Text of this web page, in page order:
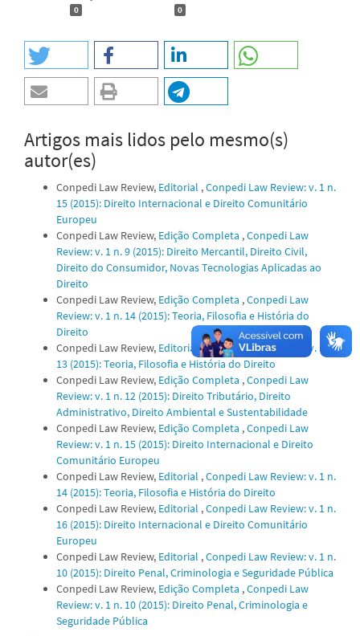
0 0
Artigos mais lidos pelo mesmo(s)
autor(es)
Conpedi Law Review, Editorial ,Conpedi Law Review: v. 1 n.
15 (2015): Direito Internacional e Direito Comunitário
Europeu
Conpedi Law Review, Edição Completa ,Conpedi Law
Review: v. 1 n. 9 (2015): Direito Mercantil, Direito Civil,
Direito do Consumidor, Novas Tecnologias Aplicadas ao
Direito
Conpedi Law Review, Edição Completa ,Conpedi Law
Review: v. 1 n. 14 (2015): Teoria, Filosofia e História do
Direito
Conpedi Law Review, Editorial,Conpedi Law Review: v. 1 n.
13 (2015): Teoria, Filosofia e História do Direito
Conpedi Law Review, Edição Completa ,Conpedi Law
Review: v. 1 n. 12 (2015): Direito Tributário, Direito
Administrativo, Direito Ambiental e Sustentabilidade
Conpedi Law Review, Edição Completa ,Conpedi Law
Review: v. 1 n. 15 (2015): Direito Internacional e Direito
Comunitário Europeu
Conpedi Law Review, Editorial ,Conpedi Law Review: v. 1 n.
14 (2015): Teoria, Filosofia e História do Direito
Conpedi Law Review, Editorial ,Conpedi Law Review: v. 1 n.
16 (2015): Direito Internacional e Direito Comunitário
Europeu
Conpedi Law Review, Editorial ,Conpedi Law Review: v. 1 n.
10 (2015): Direito Penal, Criminologia e Seguridade Pública
Conpedi Law Review, Edição Completa ,Conpedi Law
Review: v. 1 n. 10 (2015): Direito Penal, Criminologia e
Seguridade Pública